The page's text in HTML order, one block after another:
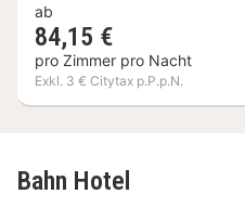
ab
84,15 €
pro Zimmer pro Nacht
Exkl. 3 € Citytax p.P.p.N.
Bahn Hotel